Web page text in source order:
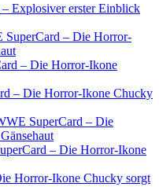
Explosiver erster Einblick
SuperCard – Die Horror-
– Die Horror-Ikone
– Die Horror-Ikone Chucky
SuperCard – Die
– Die Horror-Ikone
Horror-Ikone Chucky sorgt